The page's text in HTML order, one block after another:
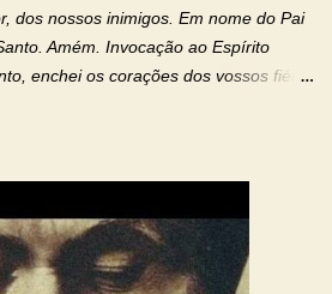
dos nossos inimigos. Em nome do Pai
Amém. Invocação ao Espírito
enchei os corações dos vossos fiéis
sempre da sua consolação. Por
Creio: Creio em Deus Pai Todo-
e da terra; e em Jesus Cristo, seu